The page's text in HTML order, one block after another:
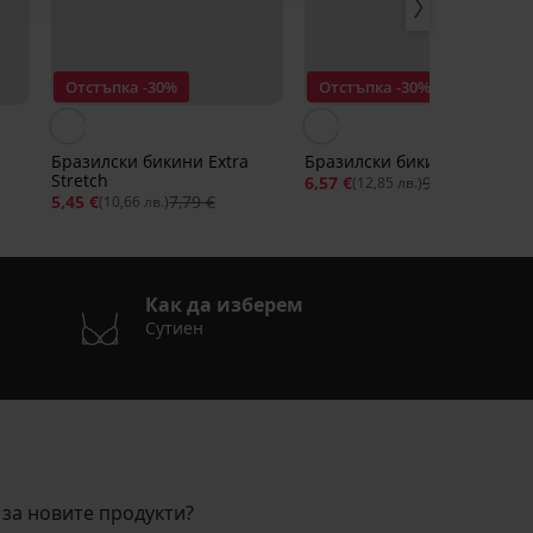
Отстъпка -30%
Бразилски бикини Extra
Stretch
5,45 €(10,66 лв.)7,79 €
Отстъпка -30%
Бразилски бикини Simple
6,57 €(12,85 лв.)9,39 €
Как да изберем
Сутиен
новите продукти?